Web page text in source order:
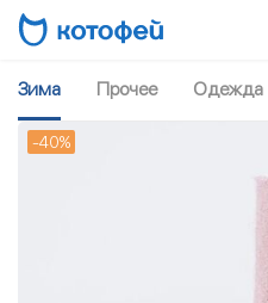
Зима Прочее Одежда
-40%